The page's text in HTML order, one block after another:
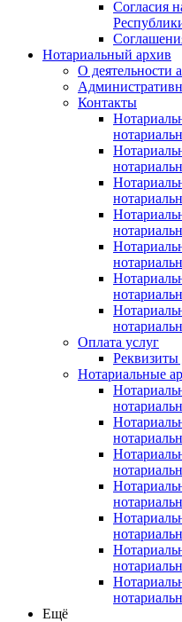
Согласия
Нотариальный архив
О деятельности
Контакты
Оплата услуг
Реквизиты
Нотариальные
Ещё